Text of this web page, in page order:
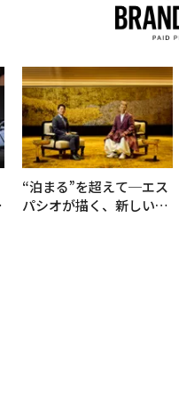
“泊まる”を超えて─エス
パシオが描く、新しい日